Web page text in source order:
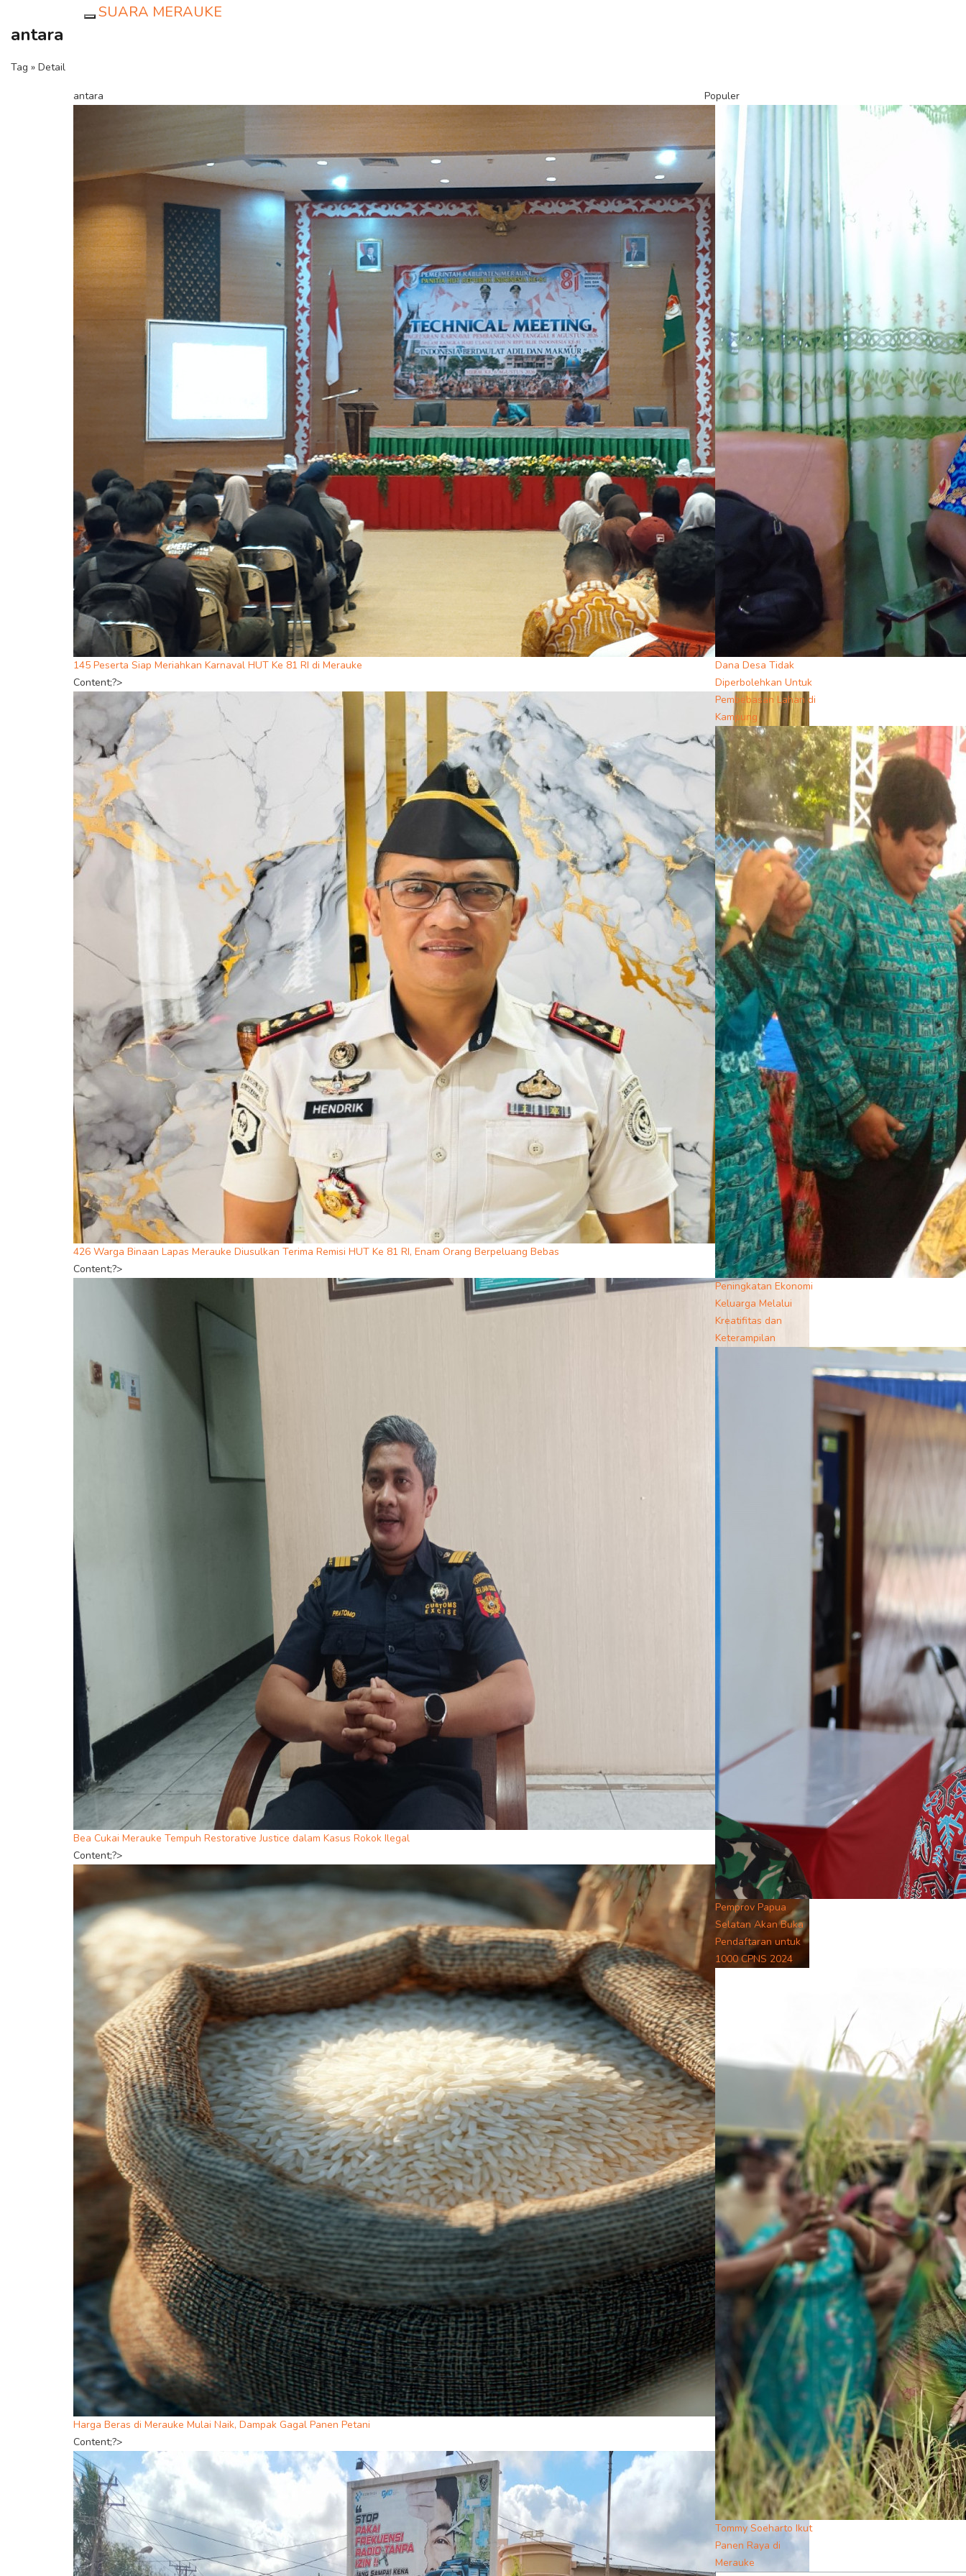
SUARA MERAUKE
antara
Tag » Detail
antara
145 Peserta Siap Meriahkan Karnaval HUT Ke 81 RI di Merauke
Content;?>
426 Warga Binaan Lapas Merauke Diusulkan Terima Remisi HUT Ke 81 RI, Enam Orang Berpeluang Bebas
Content;?>
Bea Cukai Merauke Tempuh Restorative Justice dalam Kasus Rokok Ilegal
Content;?>
Harga Beras di Merauke Mulai Naik, Dampak Gagal Panen Petani
Content;?>
Populer
Dana Desa Tidak
Diperbolehkan Untuk
Pembebasan Lahan di
Kampung
Peningkatan Ekonomi
Keluarga Melalui
Kreatifitas dan
Keterampilan
Pemprov Papua
Selatan Akan Buka
Pendaftaran untuk
1000 CPNS 2024
Tommy Soeharto Ikut
Panen Raya di
Merauke